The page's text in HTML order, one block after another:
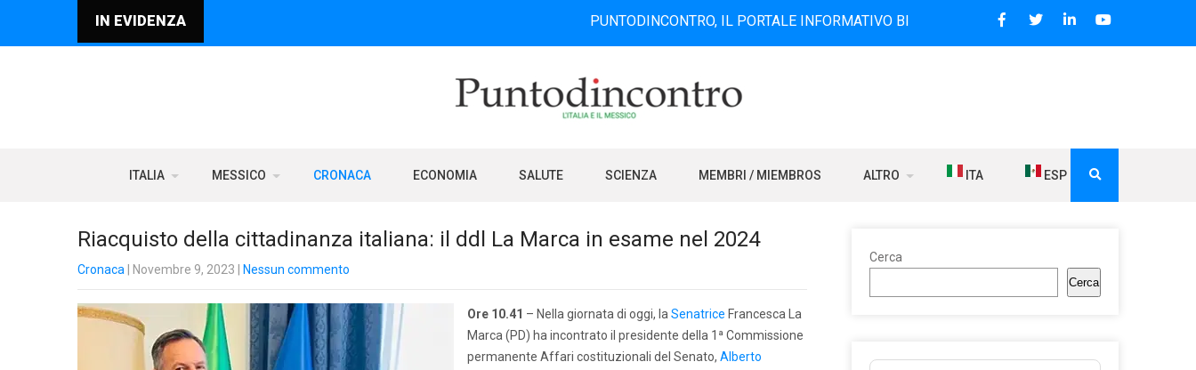
IN EVIDENZA PUNTODINCONTRO, IL PORTALE INFORMATIVO BILINGUE CHE DAL 2006 DIFFONDE NOTIZIE SUI
ITALIA MESSICO CRONACA ECONOMIA SALUTE SCIENZA MEMBRI / MIEMBROS ALTRO ITA ESP
Riacquisto della cittadinanza italiana: il ddl La Marca in esame nel 2024
Cronaca | Novembre 9, 2023 Nessun commento
Ore 10.41 – Nella giornata di oggi, la Senatrice Francesca La
Marca (PD) ha incontrato il presidente della 1ª Commissione
permanente Affari costituzionali del Senato, Alberto
Cerca
Cerca